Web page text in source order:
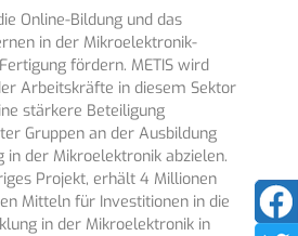
Online-Bildung und das
in der Mikroelektronik-
fördern. METIS wird
Arbeitskräfte in diesem Sektor
stärkere Beteiligung
Gruppen an der Ausbildung
in der Mikroelektronik abzielen.
Projekt, erhält 4 Millionen
Mitteln für Investitionen in die
in der Mikroelektronik in